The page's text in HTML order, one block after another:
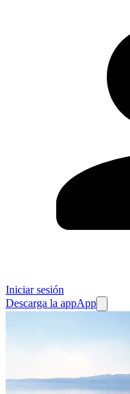
Iniciar sesión
Descarga la appApp